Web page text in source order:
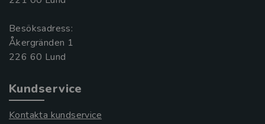
Besöksadress:
Åkergränden 1
Kundservice
Kontakta kundservice